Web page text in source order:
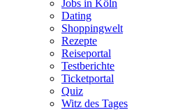
Jobs in Köln
Dating
Shoppingwelt
Rezepte
Reiseportal
Testberichte
Ticketportal
Quiz
Witz des Tages